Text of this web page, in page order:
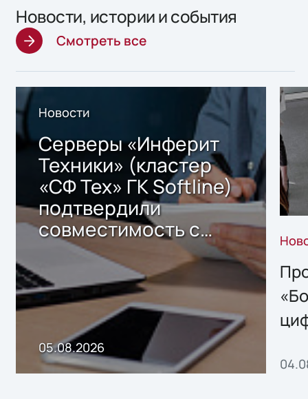
Новости, истории и события
Смотреть все
Новости
Серверы «Инферит
Техники» (кластер
«СФ Тех» ГК Softline)
подтвердили
совместимость с
решением Sharx
Storage 2.x для
хранения данных
05.08.2026